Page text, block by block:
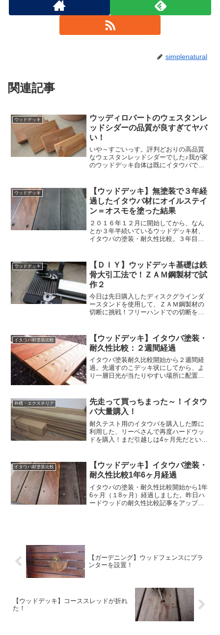
simplenatural
関連記事
ウッドデッキ
ウッディロバートのウェスタンレ
ッドシダーの品質が良すぎてヤバ
い！
いや～すごいっす。評判どおりの高品質
なウェスタンレッドシダーでした♪我が家
のウッドデッキ自体は既にイタウバで作
とても気になったのがウッディロバート
さんのウェスタンレッド...
ウッドデッキ
【ウッドデッキ】無塗装で３年経
過したイタウバ材にオイルステイ
ン＝オスモを塗った結果
２０１６年１２月に開始してから、なん
とか３年半続いているウッドデッキ材、
イタウバの塗装・耐久性比較。３年目か
スモカラーウッドステインクリアープラ
スを塗ることにしました。...
ウッドデッキ
【ＤＩＹ】ウッドデッキ基礎は鉄
骨大引工法で！ＺＡＭ鋼製材で試
作２
今日は先日購入したディスクグラインダ
ースタンドを使用して、ＺＡＭ鋼製材の
切断に挑戦！フリーハンドでの切断を断
て柔らかく切断も楽でしたが、ＺＡＭ鋼
製材の根太は強度が段違...
イタウバ材塗装比較
【ウッドデッキ】イタウバ塗装・
耐久性比較：２週間経過
イタウバ塗装耐久比較開始から２週間経
過。先週すのこデッキ状にしてから、よ
り一層日光が当たりやすい場所に配置し
るでしょうか。↑無塗装と保管用無垢材ま
ずは無塗装。かなりの変...
外構・エクステリア
先走って買っちまった～！イタウ
バ大量購入！
耐久テスト用のイタウバを購入した際に
利用した、リーベさんで再度ハードウッ
ドを購入！まだ引越しは4ヶ月先だという
予定の一部を購入しました。使用する材
全体の１／３程度でしょ...
イタウバ材塗装比較
【ウッドデッキ】イタウバ塗装・
耐久性比較1年6ヶ月経過
イタウバの塗装・耐久性比較開始から1年
6ヶ月（１8ヶ月）経過しました。昨日ハ
ードウッドの耐久性比較記事をアップし
【ガーデニング】ウッドフェンスにプラ
ンターを設置！
【ウッドデッキ】コーススレッドが折れ
た！